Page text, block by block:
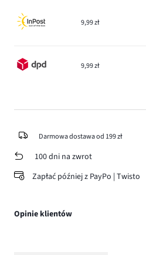
9,99 zł
9,99 zł
Darmowa dostawa od 199 zł
100 dni na zwrot
Zapłać później z PayPo | Twisto
Opinie klientów